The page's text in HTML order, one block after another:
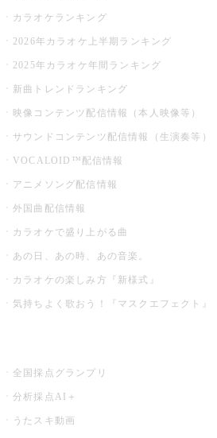
カラオケランキング
2026年カラオケ上半期ランキング
2025年カラオケ年間ランキング
新曲トレンドランキング
映像コンテンツ配信情報（本人映像等）
サウンドコンテンツ配信情報（生演奏等）
VOCALOID™配信情報
アニメソング配信情報
外国曲配信情報
カラオケで盛り上がる曲
あの日、あの時、あの音楽。
カラオケの楽しみ方『新様式』
気持ちよく歌おう！『マスクエフェクト』
全国採点グランプリ
分析採点AI＋
うたスキ動画